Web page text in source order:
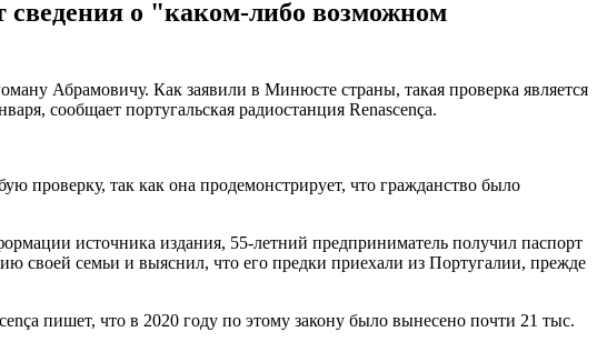
сведения о "каком-либо возможном
Абрамовичу. Как заявили в Минюсте страны, такая проверка является
сообщает португальская радиостанция Renascença.
проверку, так как она продемонстрирует, что гражданство было
источника издания, 55-летний предприниматель получил паспорт
своей семьи и выяснил, что его предки приехали из Португалии, прежде
пишет, что в 2020 году по этому закону было вынесено почти 21 тыс.